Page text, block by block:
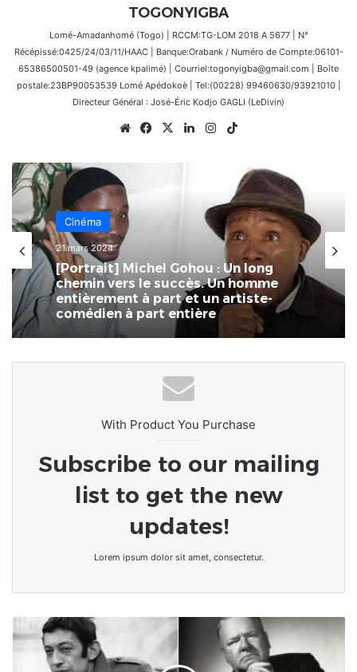
TOGONYIGBA
Lomé-Amadanhomé (Togo) | RCCM:TG-LOM 2018 A 5677 | N°
Récépissé:0425/24/03/11/HAAC | Banque:Orabank / Numéro de Compte:06101-
65386500501-49 (agence kpalimé) | Courriel:togonyigba@gmail.com | Boîte
postale:23BP90053539 Lomé Apédokoè | Tel:(00228) 99460630/93921010 |
Directeur Général : José-Éric Kodjo GAGLI (LeDivin)
WebsiteFacebook
X LinkedinInstagram
Cinéma
3 février 2024
Togo | Interview exclusive de Madie
Foltek, la scénariste de la web-série
à succès « Ahoé »
With Product You Purchase
Subscribe to our mailing
list to get the new
updates!
Lorem ipsum dolor sit amet, consectetur.
10